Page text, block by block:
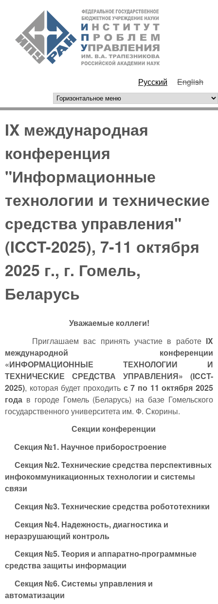
Перейти к основному
содержанию
РАН
Русский English
горизонтальное меню
IX международная
конференция
"Информационные
технологии и технические
средства управления"
(ICCT-2025), 7-11 октября
2025 г., г. Гомель,
Беларусь
Уважаемые коллеги!
Приглашаем вас принять участие в работе IX
международной конференции
«ИНФОРМАЦИОННЫЕ ТЕХНОЛОГИИ И
ТЕХНИЧЕСКИЕ СРЕДСТВА УПРАВЛЕНИЯ» (ICCT-
2025), которая будет проходить с 7 по 11 октября 2025
года в городе Гомель (Беларусь) на базе Гомельского
государственного университета им. Ф. Скорины.
Секции конференции
Секция №1. Научное приборостроение
Секция №2. Технические средства перспективных
инфокоммуникационных технологии и системы
связи
Секция №3. Технические средства робототехники
Секция №4. Надежность, диагностика и
неразрушающий контроль
Секция №5. Теория и аппаратно-программные
средства защиты информации
Секция №6. Системы управления и
автоматизации